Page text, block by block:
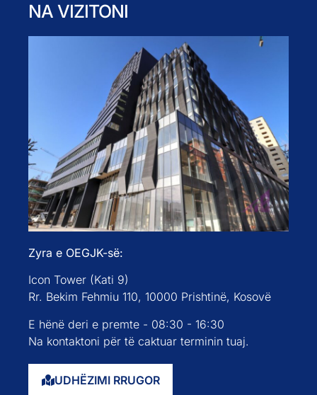
NA VIZITONI
Zyra e OEGJK-së:
Icon Tower (Kati 9)
Rr. Bekim Fehmiu 110, 10000 Prishtinë, Kosovë
E hënë deri e premte - 08:30 - 16:30
Na kontaktoni për të caktuar terminin tuaj.
UDHËZIMI RRUGOR